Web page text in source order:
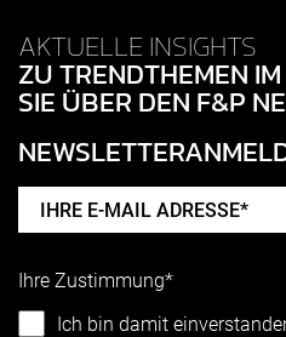
AKTUELLE INSIGHTS
ZU TRENDTHEMEN
SIE ÜBER DEN F&P
Ihre Zustimmung*
Ich bin damit